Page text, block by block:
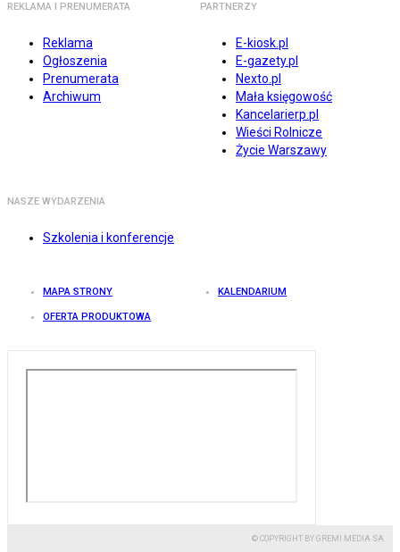
REKLAMA I PRENUMERATA
Reklama
Ogłoszenia
Prenumerata
Archiwum
PARTNERZY
E-kiosk.pl
E-gazety.pl
Nexto.pl
Mała księgowość
Kancelarierp.pl
Wieści Rolnicze
Życie Warszawy
NASZE WYDARZENIA
Szkolenia i konferencje
MAPA STRONY KALENDARIUM
OFERTA PRODUKTOWA
© COPYRIGHT BY GREMI MEDIA SA